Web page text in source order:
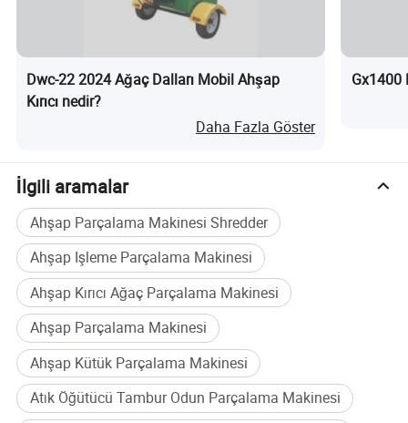
Dwc-22 2024 Ağaç Dalları Mobil Ahşap
Kırıcı nedir?
Daha Fazla Göster
Gx1400
İlgili aramalar
Ahşap Parçalama Makinesi Shredder
Ahşap Işleme Parçalama Makinesi
Ahşap Kırıcı Ağaç Parçalama Makinesi
Ahşap Parçalama Makinesi
Ahşap Kütük Parçalama Makinesi
Atık Öğütücü Tambur Odun Parçalama Makinesi